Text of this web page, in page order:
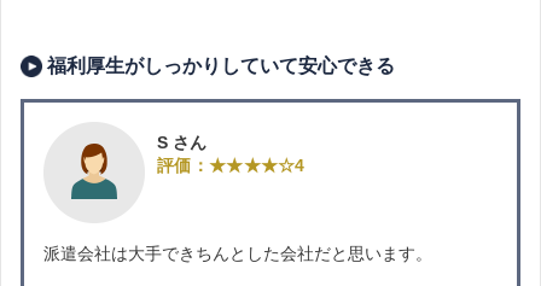
福利厚生がしっかりしていて安心できる
S さん
評価：★★★★☆4
派遣会社は大手できちんとした会社だと思います。